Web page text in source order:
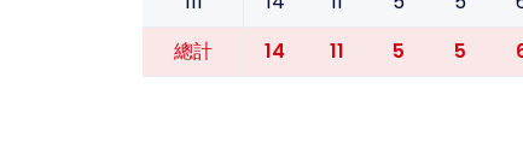
總計 14 11 5 5